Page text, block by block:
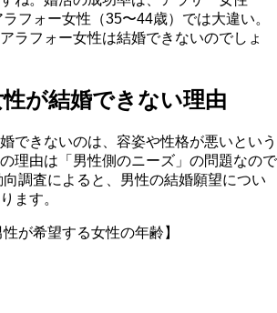
ラフォー女性（35〜44歳）では大違い。
ラフォー女性は結婚できないのでしょ
が結婚できない理由
できないのは、容姿や性格が悪いという
理由は「男性側のニーズ」の問題なので
調査によると、男性の結婚願望につい
ます。
が希望する女性の年齢】